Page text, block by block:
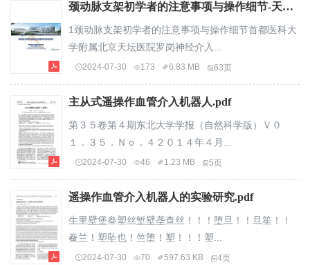
颈动脉支架初学者的注意事项与操作细节-天坛医院.pdf
1颈动脉支架初学者的注意事项与操作细节首都医科大
学附属北京天坛医院罗岗神经介入...
2024-07-30 173 6.83 MB 63页
主从式遥操作血管介入机器人.pdf
第３５卷第４期东北大学学报（自然科学版）Ｖ０
１．３５．Ｎｏ．４２０１４年４月...
2024-07-30 46 1.23 MB 5页
遥操作血管介入机器人的实验研究.pdf
生里壁堡叁塑丝堑壁垄查丝！！！堕旦！！旦笙！！
鲞兰！塑坠也！竺堕！塑！！！塑...
2024-07-30 70 597.63 KB 4页